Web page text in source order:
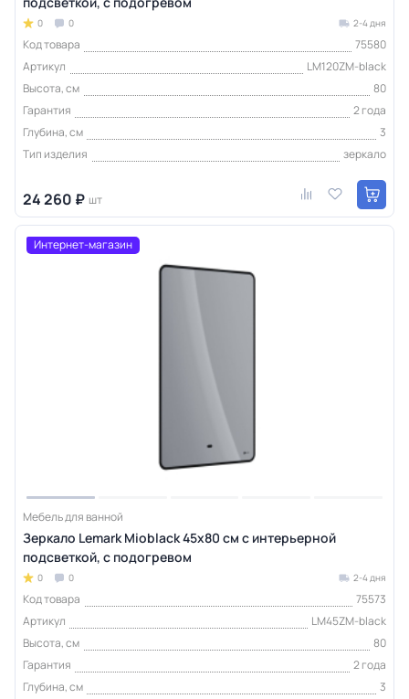
0 0 2-4 дня
Код товара
75580
Артикул
LM120ZM-black
Высота, см
80
Гарантия
2 года
Глубина, см
3
Тип изделия
зеркало
24 260 ₽ шт
Интернет-магазин
Мебель для ванной
Зеркало Lemark Mioblack 45х80 см с интерьерной
подсветкой, с подогревом
0 0 2-4 дня
Код товара
75573
Артикул
LM45ZM-black
Высота, см
80
Гарантия
2 года
Глубина, см
3